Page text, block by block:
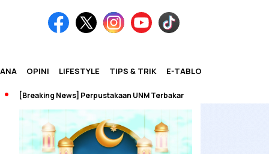
OPINI LIFESTYLE TIPS & TRIK E-TABLOID
[Breaking News] Perpustakaan UNM Terbakar